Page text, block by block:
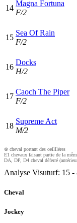
14
Magna Fortuna
F/2
15
Sea Of Rain
F/2
16
Docks
H/2
17
Caoch The Piper
F/2
18
Supreme Act
M/2
⊗ cheval portant des oeilllères
E1 chevaux faisant partie de la
DA, DP, D4 cheval déferré
Analyse Visuturf: 15 -
Cheval
Jockey